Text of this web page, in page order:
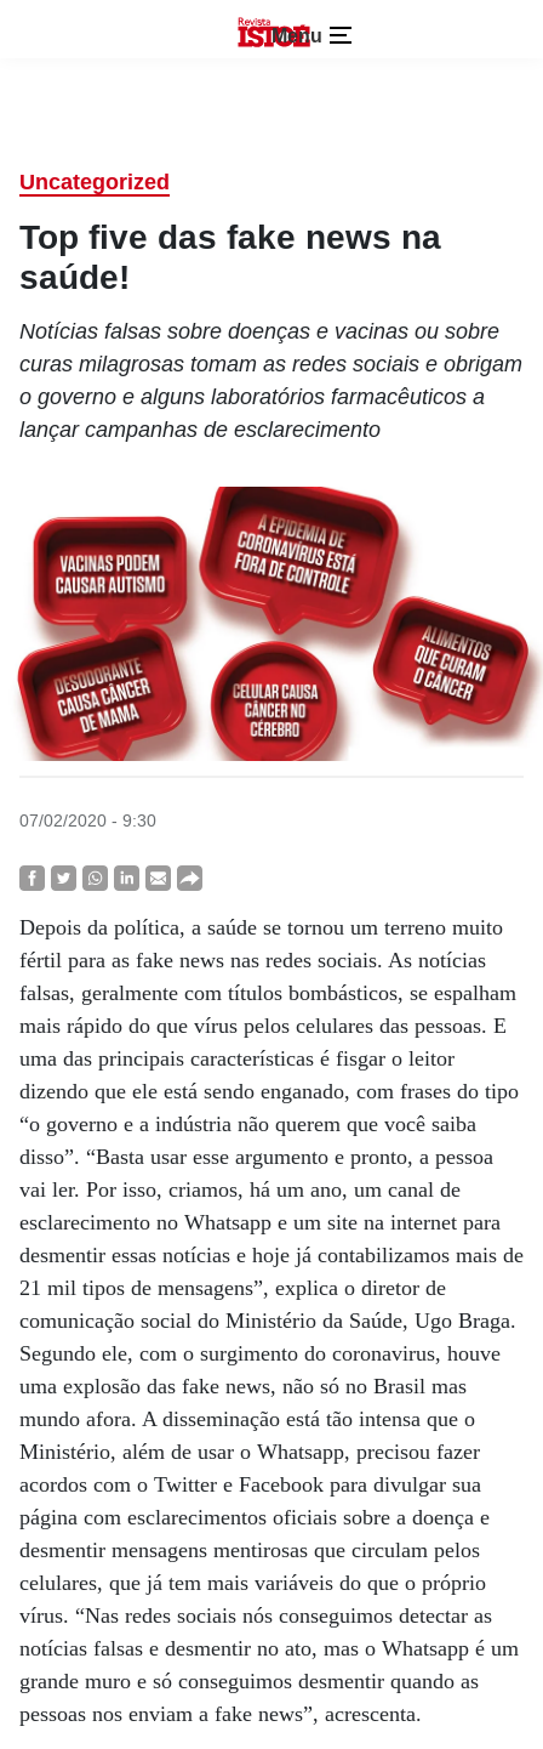
Menu
Uncategorized
Top five das fake news na
saúde!
Notícias falsas sobre doenças e vacinas ou sobre
curas milagrosas tomam as redes sociais e obrigam
o governo e alguns laboratórios farmacêuticos a
lançar campanhas de esclarecimento
07/02/2020 - 9:30
Depois da política, a saúde se tornou um terreno muito
fértil para as fake news nas redes sociais. As notícias
falsas, geralmente com títulos bombásticos, se espalham
mais rápido do que vírus pelos celulares das pessoas. E
uma das principais características é fisgar o leitor
dizendo que ele está sendo enganado, com frases do tipo
“o governo e a indústria não querem que você saiba
disso”. “Basta usar esse argumento e pronto, a pessoa
vai ler. Por isso, criamos, há um ano, um canal de
esclarecimento no Whatsapp e um site na internet para
desmentir essas notícias e hoje já contabilizamos mais de
21 mil tipos de mensagens”, explica o diretor de
comunicação social do Ministério da Saúde, Ugo Braga.
Segundo ele, com o surgimento do coronavirus, houve
uma explosão das fake news, não só no Brasil mas
mundo afora. A disseminação está tão intensa que o
Ministério, além de usar o Whatsapp, precisou fazer
acordos com o Twitter e Facebook para divulgar sua
página com esclarecimentos oficiais sobre a doença e
desmentir mensagens mentirosas que circulam pelos
celulares, que já tem mais variáveis do que o próprio
vírus. “Nas redes sociais nós conseguimos detectar as
notícias falsas e desmentir no ato, mas o Whatsapp é um
grande muro e só conseguimos desmentir quando as
pessoas nos enviam a fake news”, acrescenta.